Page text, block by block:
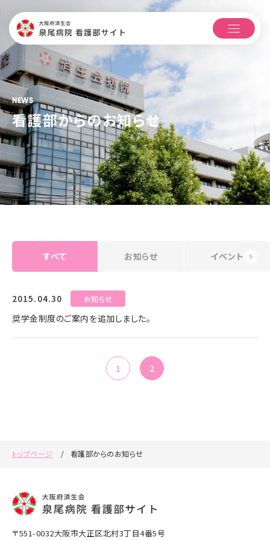
NEWS
看護部からのお知らせ
すべて お知らせ イベント
2015.04.30 お知らせ
奨学金制度のご案内を追加しました。
1 2
トップページ 看護部からのお知らせ
〒551-0032大阪市大正区北村3丁目4番5号